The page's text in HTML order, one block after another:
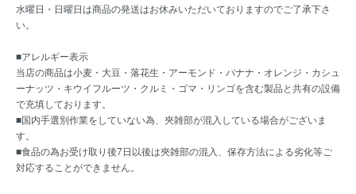
水曜日・日曜日は商品の発送はお休みいただいておりますのでご了承下さ
い。
■アレルギー表示
当店の商品は小麦・大豆・落花生・アーモンド・バナナ・オレンジ・カシュ
ーナッツ・キウイフルーツ・クルミ・ゴマ・リンゴを含む製品と共有の設備
で充填しております。
■国内手選別作業をしていない為、夾雑部が混入している場合がございま
す。
■食品の為お受け取り後7日以後は夾雑部の混入、保存方法による劣化等ご
対応することができません。